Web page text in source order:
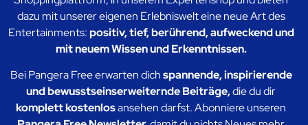
dazu mit unserer eigenen Erlebniswelt eine neue Art des
Entertainments:positiv, tief, berührend, aufweckend und
mit neuem Wissen und Erkenntnissen.
Bei Pangera Free erwarten dich
spannende, inspirierende
und bewusstseinserweiternde Beiträge,
die du dir
komplett kostenlos ansehen darfst. Abonniere unseren
Pangera Free Newsletter, damit du nichts Neues mehr